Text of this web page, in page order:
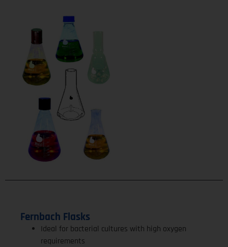
Fernbach Flasks
Ideal for bacterial cultures with high oxygen
requirements